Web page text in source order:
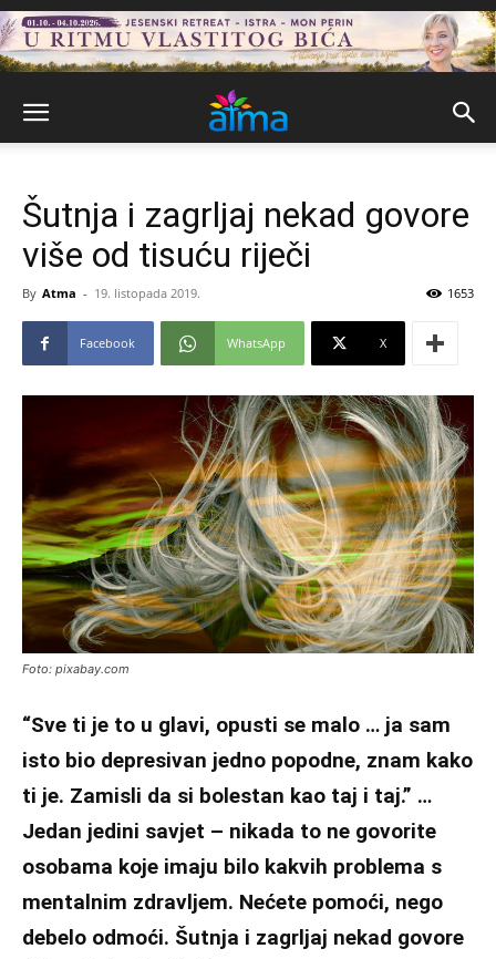
Šutnja i zagrljaj nekad govore
više od tisuću riječi
By Atma - 19. listopada 2019. 1653
Facebook WhatsApp X
Foto: pixabay.com
“Sve ti je to u glavi, opusti se malo … ja sam
isto bio depresivan jedno popodne, znam kako
ti je. Zamisli da si bolestan kao taj i taj.” …
Jedan jedini savjet – nikada to ne govorite
osobama koje imaju bilo kakvih problema s
mentalnim zdravljem. Nećete pomoći, nego
debelo odmoći. Šutnja i zagrljaj nekad govore